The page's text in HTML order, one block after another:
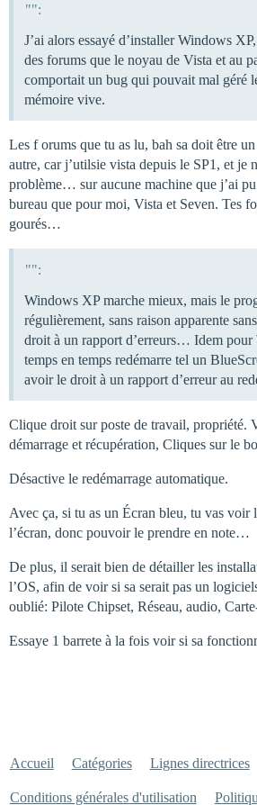
"":
J’ai alors essayé d’installer Windows
des forums que le noyau de Vista et au
comportait un bug qui pouvait mal géré
mémoire vive.
Les f orums que tu as lu, bah sa doit être
autre, car j’utilsie vista depuis le SP1, et je
problème… sur aucune machine que j’ai
bureau que pour moi, Vista et Seven. Tes
gourés…
"":
Windows XP marche mieux, mais le
régulièrement, sans raison apparente
droit à un rapport d’erreurs… Idem
temps en temps redémarre tel un
avoir le droit à un rapport d’erreur au
Clique droit sur poste de travail, propriété.
démarrage et récupération, Cliques sur le
Désactive le redémarrage automatique.
Avec ça, si tu as un Écran bleu, tu vas voir
l’écran, donc pouvoir le prendre en note…
De plus, il serait bien de détailler les
l’OS, afin de voir si sa serait pas un
oublié: Pilote Chipset, Réseau, audio,
Essaye 1 barrete à la fois voir si sa
Accueil Catégories Lignes directrices
Conditions générales d'utilisation